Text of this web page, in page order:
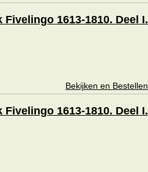
1613-1810. Deel I.
Bekijken en Bestellen
1613-1810. Deel I.